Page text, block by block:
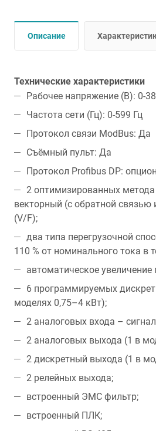
Описание
Технические характеристики
Рабочее напряжение (В): 0-
Частота сети (Гц): 0-599 Гц
Протокол связи ModBus: Да
Съёмный пульт: Да
Протокол Profibus DP:
2 оптимизированных
векторный (с обратной связью
(V/F);
два типа перегрузочной
110 % от номинального тока в
автоматическое
6 программируемых
моделях 0,75–4 кВт);
2 аналоговых входа –
2 аналоговых выхода (1 в
2 дискретный выхода (1 в
2 релейных выхода;
встроенный ЭМС фильтр;
встроенный ПЛК;